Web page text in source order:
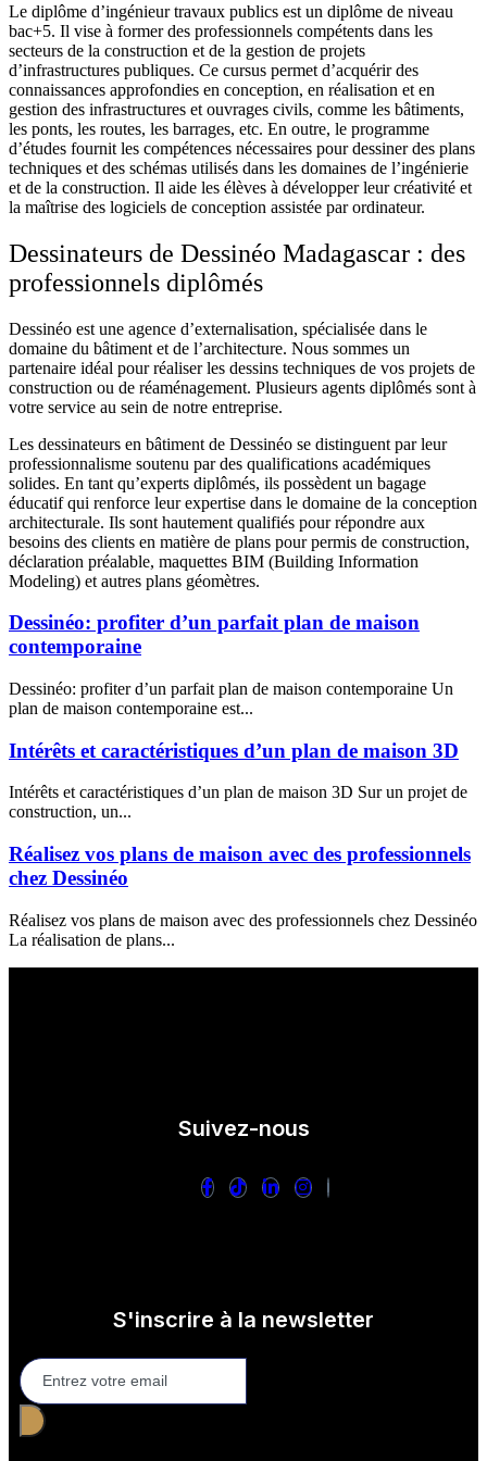
Le diplôme d’ingénieur travaux publics est un diplôme de niveau
bac+5. Il vise à former des professionnels compétents dans les
secteurs de la ​construction et de la ​gestion de projets
d’infrastructures publiques. Ce cursus permet d’acquérir des
connaissances approfondies en conception, en réalisation et en
gestion des infrastructures et ouvrages civils, comme les bâtiments,
les ponts, les routes, les barrages, etc. En outre, le programme
d’études fournit les compétences nécessaires pour dessiner des plans
techniques et des schémas utilisés dans les domaines de l’ingénierie
et de la construction. Il aide les élèves à développer leur créativité et
la maîtrise des logiciels de conception assistée par ordinateur.
Dessinateurs de Dessinéo Madagascar : des
professionnels diplômés
Dessinéo est une agence d’externalisation, spécialisée dans le
domaine du bâtiment et de l’architecture. Nous sommes un
partenaire idéal pour réaliser les dessins techniques de vos projets de
construction ou de réaménagement. Plusieurs agents diplômés sont à
votre service au sein de notre entreprise.
Les dessinateurs en bâtiment de Dessinéo se distinguent par leur
professionnalisme soutenu par des qualifications académiques
solides. En tant qu’experts diplômés, ils possèdent un bagage
éducatif qui renforce leur expertise dans le domaine de la conception
architecturale. Ils sont hautement qualifiés pour répondre aux
besoins des clients en matière de plans pour permis de construction,
déclaration préalable, maquettes BIM (Building Information
Modeling) et autres plans géomètres.
Dessinéo: profiter d’un parfait plan de maison
contemporaine
Dessinéo: profiter d’un parfait plan de maison contemporaine Un
plan de maison contemporaine est...
Intérêts et caractéristiques d’un plan de maison 3D
Intérêts et caractéristiques d’un plan de maison 3D Sur un projet de
construction, un...
Réalisez vos plans de maison avec des professionnels
chez Dessinéo
Réalisez vos plans de maison avec des professionnels chez Dessinéo
La réalisation de plans...
Suivez-nous
S'inscrire à la newsletter